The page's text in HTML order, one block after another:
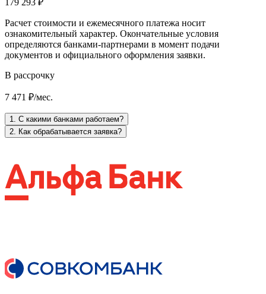
Расчет стоимости и ежемесячного платежа носит
ознакомительный характер. Окончательные условия
определяются банками-партнерами в момент подачи
документов и официального оформления заявки.
В рассрочку
7 471 ₽/мес.
1. С какими банками работаем?
2. Как обрабатывается заявка?